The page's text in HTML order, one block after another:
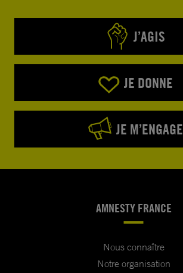
J’AGIS
JE DONNE
JE M’ENGAGE
AMNESTY FRANCE
Nous connaître
Notre organisation